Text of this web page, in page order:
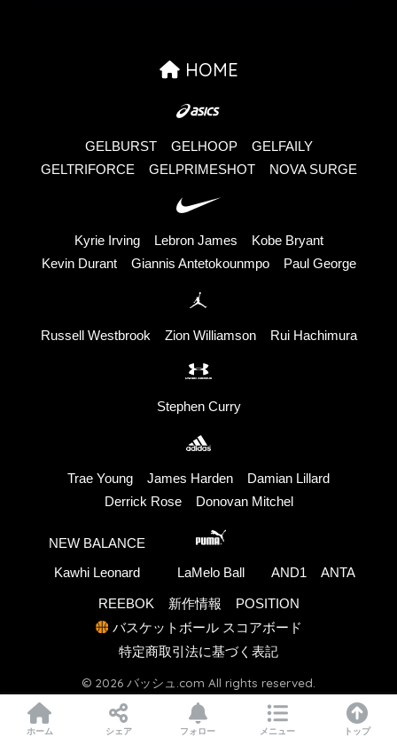
HOME
GELBURST GELHOOP
GELFAILY
GELTRIFORCE
GELPRIMESHOT NOVA SURGE
Kyrie Irving Lebron James
Kobe Bryant
Kevin Durant
Giannis Antetokounmpo Paul George
Russell Westbrook Zion Williamson Rui Hachimura
Stephen Curry
Trae Young James Harden
Damian Lillard
Derrick Rose
Donovan Mitchel
NEW BALANCE
Kawhi Leonard LaMelo Ball AND1 ANTA
REEBOK 新作情報
POSITION
バスケットボール スコアボード
特定商取引法に基づく表記
© 2026 バッシュ.com All rights reserved.
ホーム シェア フォロー メニュー トップ